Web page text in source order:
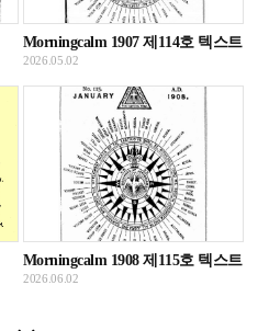
Morningcalm 1907 제114호 텍스트
2026.05.02
Morningcalm 1908 제115호 텍스트
2026.06.02